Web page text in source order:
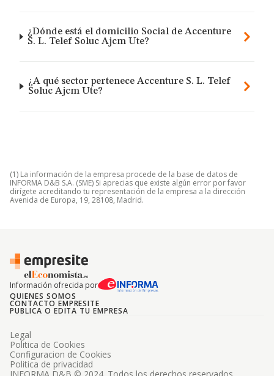
¿Dónde está el domicilio Social de Accenture
S. L. Telef Soluc Ajcm Ute?
¿A qué sector pertenece Accenture S. L. Telef
Soluc Ajcm Ute?
(1) La información de la empresa procede de la base de datos de
INFORMA D&B S.A. (SME) Si aprecias que existe algún error por favor
dirígete acreditando tu representación de la empresa a la dirección
Avenida de Europa, 19, 28108, Madrid.
Información ofrecida por
QUIENES SOMOS
CONTACTO EMPRESITE
PUBLICA O EDITA TU EMPRESA
Legal
Politica de Cookies
Configuracion de Cookies
Politica de privacidad